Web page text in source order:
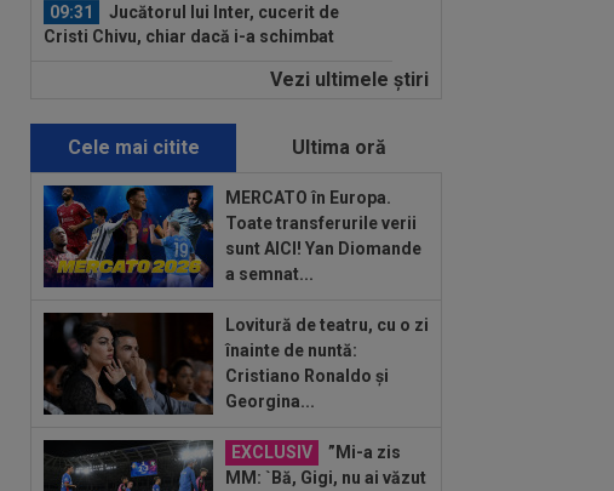
09:31
Jucătorul lui Inter, cucerit de
Cristi Chivu, chiar dacă i-a schimbat
Cristi Balaj a văzut UTA -
09:14
FOTO
Voia să plece la
antrenament, dar hoții i-au furat roțile de
la mașină! Necaz...
09:11
România - Lituania: ”Cel mai
important meci”. Apelul făcut înaintea
jocului din...
Starul argentinian, vizat de un atentat cu...
10:05
Ce veste pentru Jose Mourinho:
Real Madrid a găsit înlocuitor, după ce
10:05
VIDEO
Concordia Chiajna - FC
Bihor, 11:00, pe Digi Sport 1. Programul
Vezi ultimele ştiri
Cele mai citite Ultima oră
MERCATO în Europa.
Toate transferurile verii
sunt AICI! Yan Diomande
a semnat...
Lovitură de teatru, cu o zi
înainte de nuntă:
Cristiano Ronaldo și
Georgina...
EXCLUSIV
”Mi-a zis
MM: `Bă, Gigi, nu ai văzut